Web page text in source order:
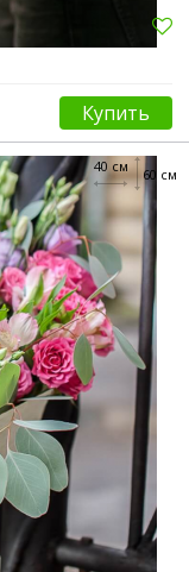
Купить
60 см
40 см